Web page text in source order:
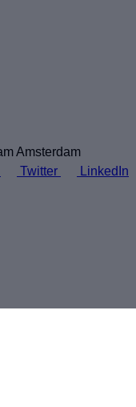
Amsterdam
Twitter LinkedIn